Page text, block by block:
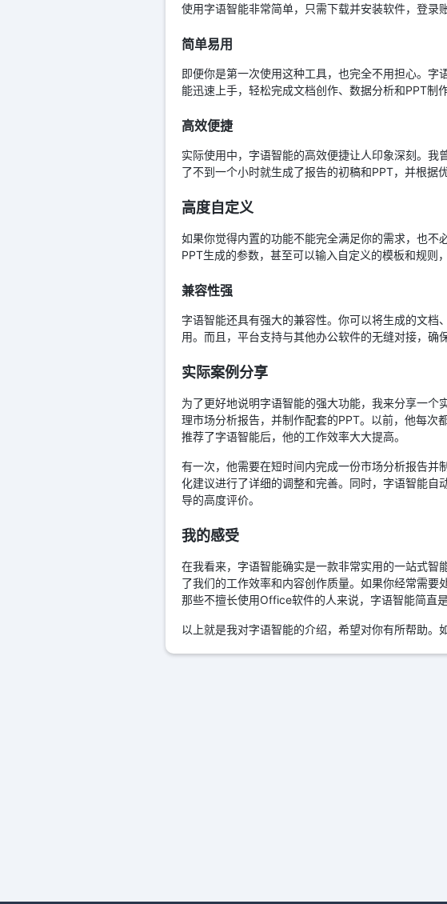
使用字语智能非常简单，只需下载并安装软件，登录
简单易用
即便你是第一次使用这种工具，也完全不用担心。
能迅速上手，轻松完成文档创作、数据分析和PPT制
高效便捷
实际使用中，字语智能的高效便捷让人印象深刻。
了不到一个小时就生成了报告的初稿和PPT，并根据
高度自定义
如果你觉得内置的功能不能完全满足你的需求，也
PPT生成的参数，甚至可以输入自定义的模板和规则
兼容性强
字语智能还具有强大的兼容性。你可以将生成的文
用。而且，平台支持与其他办公软件的无缝对接，确
实际案例分享
为了更好地说明字语智能的强大功能，我来分享一
理市场分析报告，并制作配套的PPT。以前，他每次
推荐了字语智能后，他的工作效率大大提高。
有一次，他需要在短时间内完成一份市场分析报告
化建议进行了详细的调整和完善。同时，字语智能
导的高度评价。
我的感受
在我看来，字语智能确实是一款非常实用的一站式
了我们的工作效率和内容创作质量。如果你经常需
那些不擅长使用Office软件的人来说，字语智能简直是
以上就是我对字语智能的介绍，希望对你有所帮助。